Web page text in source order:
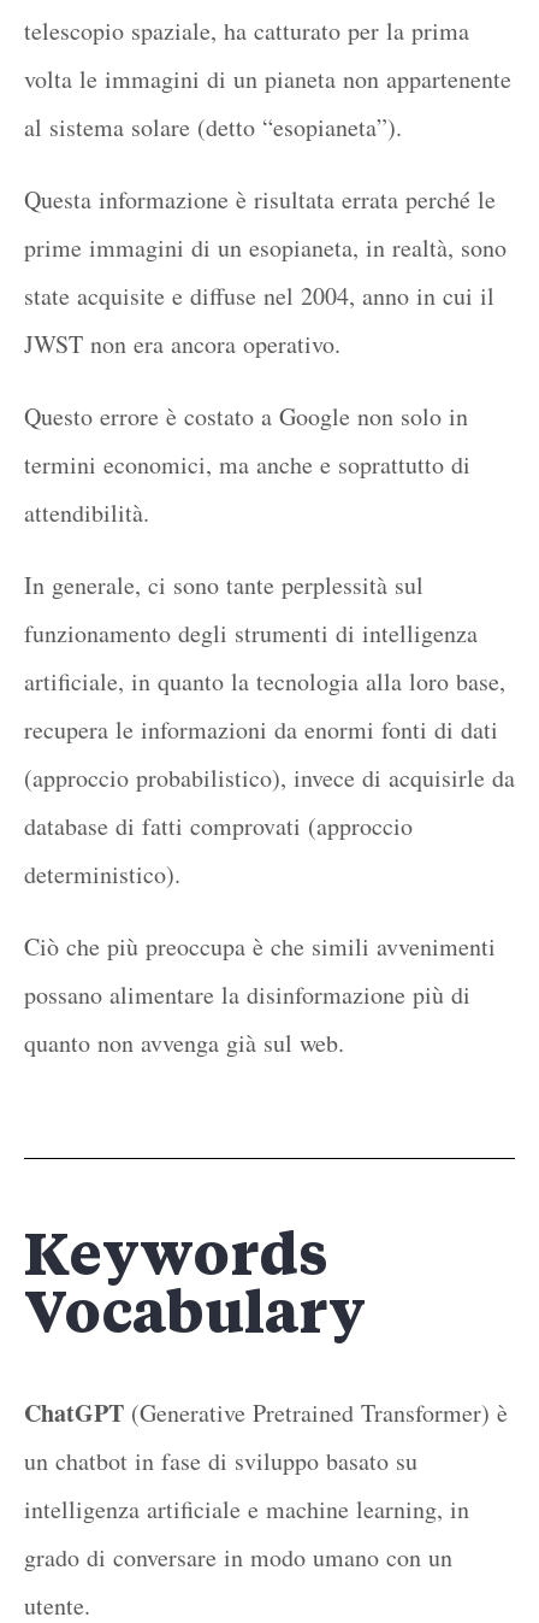
telescopio spaziale, ha catturato per la prima
volta le immagini di un pianeta non appartenente
al sistema solare (detto “esopianeta”).
Questa informazione è risultata errata perché le
prime immagini di un esopianeta, in realtà, sono
state acquisite e diffuse nel 2004, anno in cui il
JWST non era ancora operativo.
Questo errore è costato a Google non solo in
termini economici, ma anche e soprattutto di
attendibilità.
In generale, ci sono tante perplessità sul
funzionamento degli strumenti di intelligenza
artificiale, in quanto la tecnologia alla loro base,
recupera le informazioni da enormi fonti di dati
(approccio probabilistico), invece di acquisirle da
database di fatti comprovati (approccio
deterministico).
Ciò che più preoccupa è che simili avvenimenti
possano alimentare la disinformazione più di
quanto non avvenga già sul web.
Keywords
Vocabulary
ChatGPT (Generative Pretrained Transformer) è
un chatbot in fase di sviluppo basato su
intelligenza artificiale e machine learning, in
grado di conversare in modo umano con un
utente.